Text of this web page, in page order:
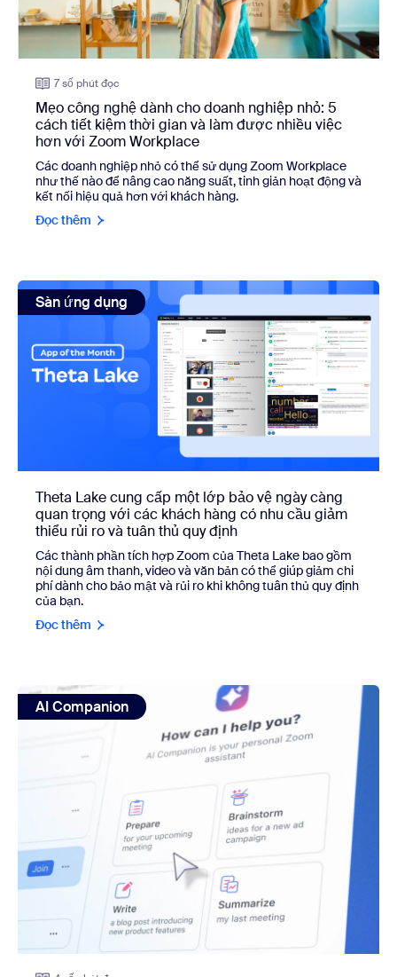
7 số phút đọc
Mẹo công nghệ dành cho doanh nghiệp nhỏ: 5
cách tiết kiệm thời gian và làm được nhiều việc
hơn với Zoom Workplace
Các doanh nghiệp nhỏ có thể sử dụng Zoom Workplace
như thế nào để nâng cao năng suất, tinh giản hoạt động và
kết nối hiệu quả hơn với khách hàng.
Đọc thêm
view: Theta Lake cung cấp một lớp bảo vệ ngày càng
Sàn ứng dụng
Theta Lake cung cấp một lớp bảo vệ ngày càng
quan trọng với các khách hàng có nhu cầu giảm
thiểu rủi ro và tuân thủ quy định
Các thành phần tích hợp Zoom của Theta Lake bao gồm
nội dung âm thanh, video và văn bản có thể giúp giảm chi
phí dành cho bảo mật và rủi ro khi không tuân thủ quy định
của bạn.
Đọc thêm
view: Zoom Workplace đưa AI lên tầm cao mới khi tích
AI Companion